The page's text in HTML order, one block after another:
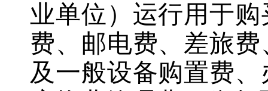
业单位）运行用于
费、邮电费、差旅
及一般设备购置费